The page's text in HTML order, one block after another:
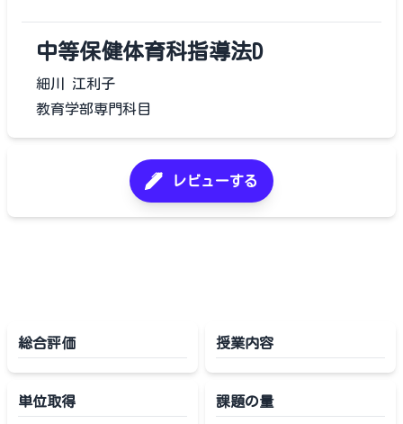
中等保健体育科指導法D
細川 江利子
教育学部専門科目
レビューする
総合評価 授業内容
単位取得 課題の量